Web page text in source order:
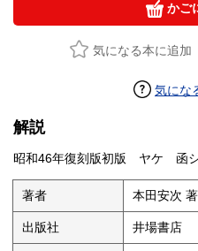
かご
気になる本に追加
気にな
解説
昭和46年復刻版初版 ヤケ 函
著者 本田安次 著
出版社 井場書店